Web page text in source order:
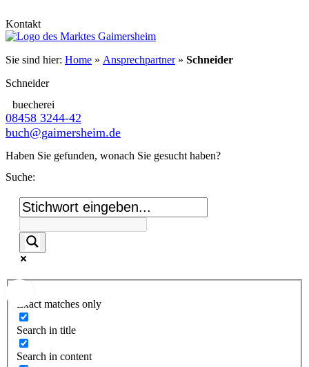
Kontakt
Sie sind hier: Home » Ansprechpartner» Schneider
Schneider
buecherei
08458 3244-42
buch@gaimersheim.de
Haben Sie gefunden, wonach Sie gesucht haben?
Suche:
Exact matches only
Search in title
Search in content